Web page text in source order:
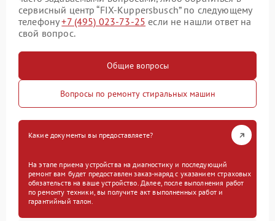
сервисный центр “FIX-Kuppersbusch” по следующему
телефону+7 (495) 023-73-25 если не нашли ответ на
свой вопрос.
Общие вопросы
Вопросы по ремонту стиральных машин
Какие документы вы предоставляете?
На этапе приема устройства на диагностику и последующий
ремонт вам будет предоставлен заказ-наряд с указанием страховых
обязательств на ваше устройство. Далее, после выполнения работ
по ремонту техники, вы получите акт выполненных работ и
гарантийный талон.